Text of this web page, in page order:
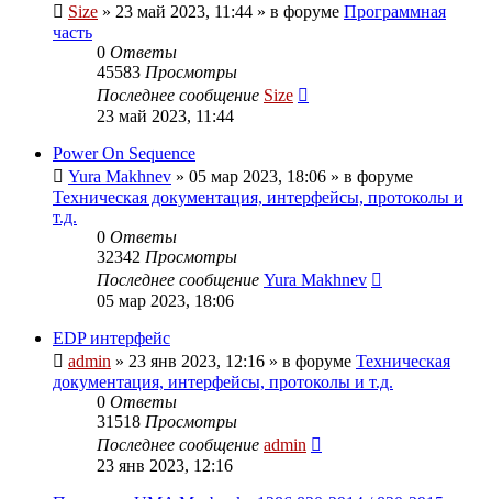
Size » 23 май 2023, 11:44 » в форуме Программная
часть
0 Ответы
45583 Просмотры
Последнее сообщение Size
23 май 2023, 11:44
Power On Sequence
Yura Makhnev » 05 мар 2023, 18:06 » в форуме
Техническая документация, интерфейсы, протоколы и
т.д.
0 Ответы
32342 Просмотры
Последнее сообщение Yura Makhnev
05 мар 2023, 18:06
EDP интерфейс
admin » 23 янв 2023, 12:16 » в форуме Техническая
документация, интерфейсы, протоколы и т.д.
0 Ответы
31518 Просмотры
Последнее сообщение admin
23 янв 2023, 12:16